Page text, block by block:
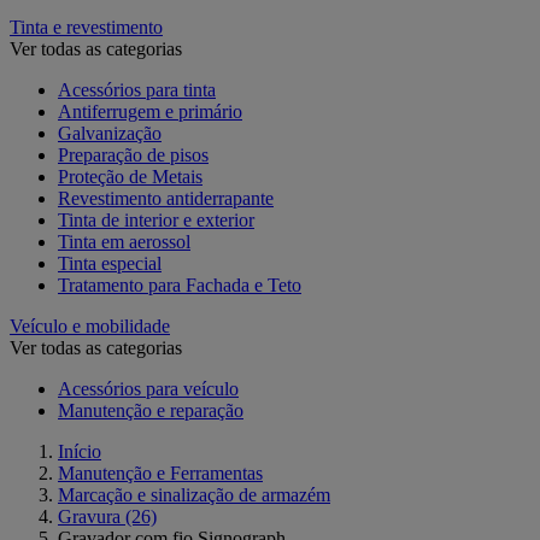
Tinta e revestimento
Ver todas as categorias
Acessórios para tinta
Antiferrugem e primário
Galvanização
Preparação de pisos
Proteção de Metais
Revestimento antiderrapante
Tinta de interior e exterior
Tinta em aerossol
Tinta especial
Tratamento para Fachada e Teto
Veículo e mobilidade
Ver todas as categorias
Acessórios para veículo
Manutenção e reparação
Início
Manutenção e Ferramentas
Marcação e sinalização de armazém
Gravura (26)